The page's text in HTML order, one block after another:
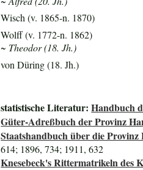
Wisch (v. 1865-n. 1870)
Wolff (v. 1772-n. 1862)
~ Theodor (18. Jh.)
von Düring (18. Jh.)
statistische Literatur:Handbuch
Güter-Adreßbuch der Provinz
Staatshandbuch über die Provinz
614; 1896, 734; 1911, 632
Knesebeck's Rittermatrikeln des